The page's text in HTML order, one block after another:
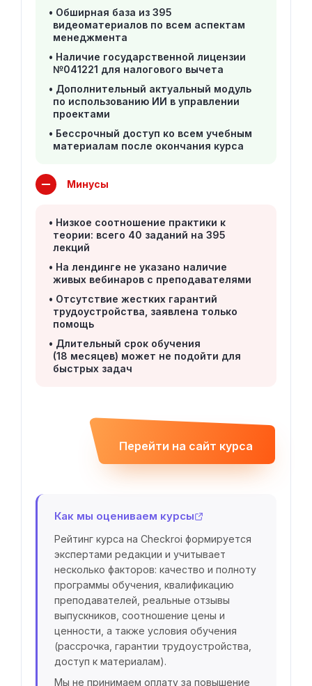
Обширная база из 395
видеоматериалов по всем аспектам
менеджмента
Наличие государственной лицензии
№041221 для налогового вычета
Дополнительный актуальный модуль
по использованию ИИ в управлении
проектами
Бессрочный доступ ко всем учебным
материалам после окончания курса
Минусы
Низкое соотношение практики к
теории: всего 40 заданий на 395
лекций
На лендинге не указано наличие
живых вебинаров с преподавателями
Отсутствие жестких гарантий
трудоустройства, заявлена только
помощь
Длительный срок обучения
(18 месяцев) может не подойти для
быстрых задач
Перейти на сайт курса
Как мы оцениваем курсы
Рейтинг курса на Checkroi формируется
экспертами редакции и учитывает
несколько факторов: качество и полноту
программы обучения, квалификацию
преподавателей, реальные отзывы
выпускников, соотношение цены и
ценности, а также условия обучения
(рассрочка, гарантии трудоустройства,
доступ к материалам).
Мы не принимаем оплату за повышение